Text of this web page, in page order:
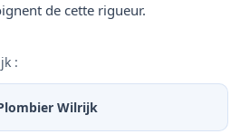
de cette rigueur.
:
Wilrijk